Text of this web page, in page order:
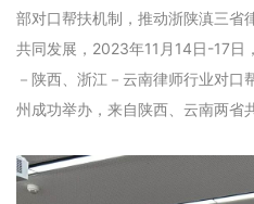
部对口帮扶机制，推动浙陕滇三省
共同发展，2023年11月14日-17日
－陕西、浙江－云南律师行业对
州成功举办，来自陕西、云南两省